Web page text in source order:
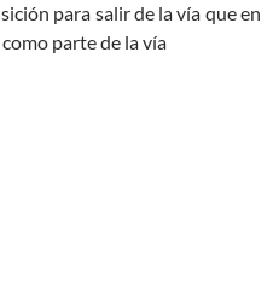
para salir de la vía que en
parte de la vía